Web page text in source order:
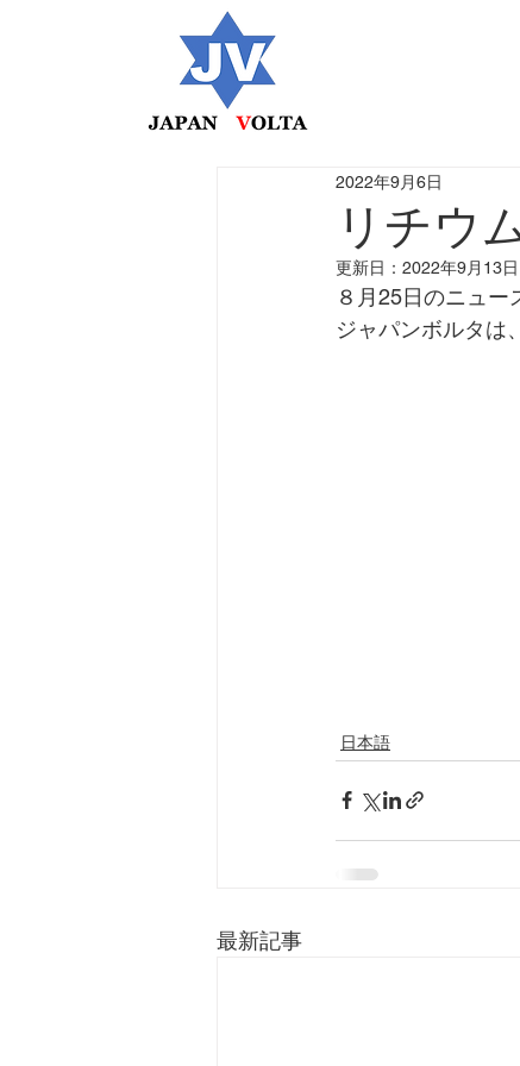
リチウ
2022年9月6日
更新日： 2022年9月13日
８月25日のニュー
ジャパンボルタは
日本語
最新記事